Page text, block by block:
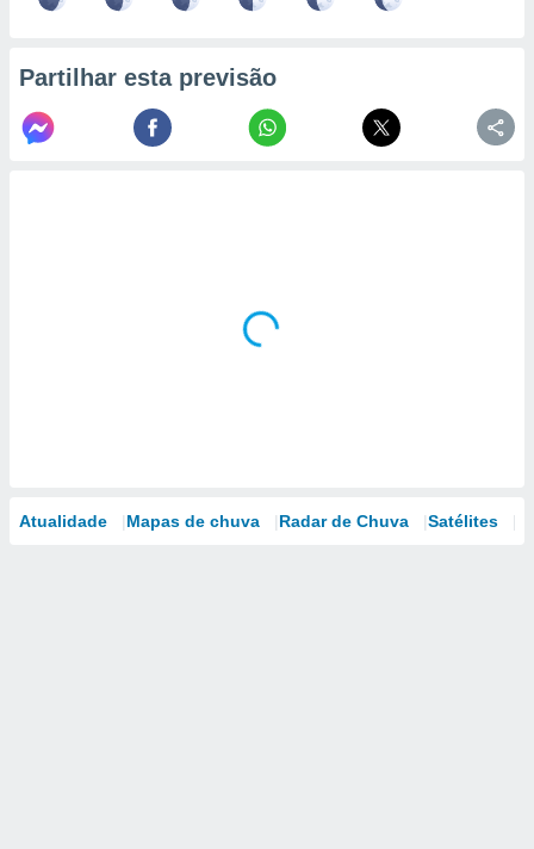
Partilhar esta previsão
Atualidade Mapas de chuva Radar de Chuva Satélites